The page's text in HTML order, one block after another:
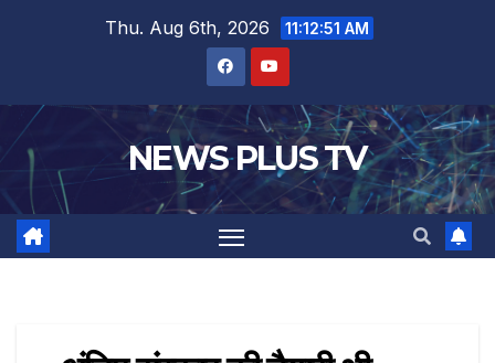
Thu. Aug 6th, 2026 11:12:52 AM
NEWS PLUS TV